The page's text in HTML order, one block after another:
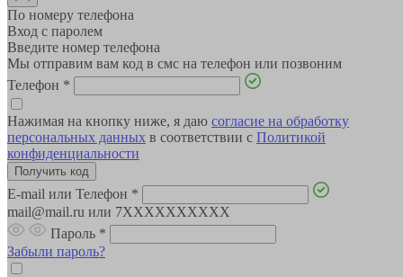
По номеру телефона
Вход с паролем
Введите номер телефона
Мы отправим вам код в смс на телефон или позвоним
Телефон *
Нажимая на кнопку ниже, я даю согласие на обработку
персональных данных в соответствии с Политикой
конфиденциальности
E-mail или Телефон *
mail@mail.ru или 7XXXXXXXXXX
Пароль *
Забыли пароль?